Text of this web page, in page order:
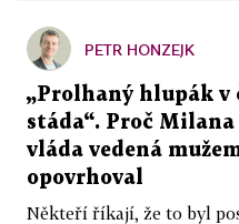
PETR HONZEJK
„Prolhaný hlupák v
stáda“. Proč
vláda vedená
opovrhoval
Někteří říkají, že to byl